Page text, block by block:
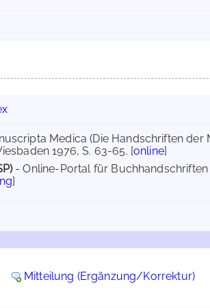
Medica (Die Handschriften
1976, S. 63-65. [online]
- Online-Portal für
]
Mitteilung (Ergänzung/Korrektur)